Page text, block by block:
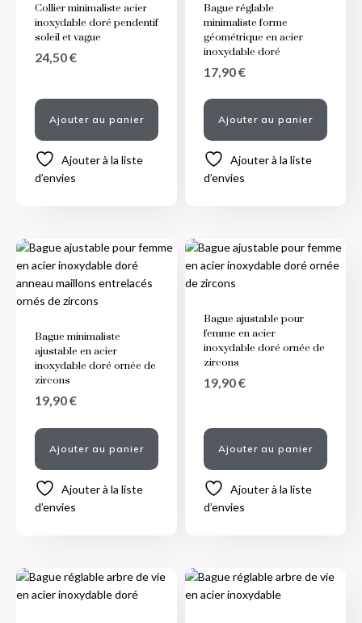
Collier minimaliste acier
inoxydable doré pendentif
soleil et vague
24,50€
Ajouter au panier
Ajouter à la liste
d’envies
Bague réglable
minimaliste forme
géométrique en acier
inoxydable doré
17,90€
Ajouter au panier
Ajouter à la liste
d’envies
Bague minimaliste
ajustable en acier
inoxydable doré ornée de
zircons
19,90€
Ajouter au panier
Ajouter à la liste
d’envies
Bague ajustable pour
femme en acier
inoxydable doré ornée de
zircons
19,90€
Ajouter au panier
Ajouter à la liste
d’envies